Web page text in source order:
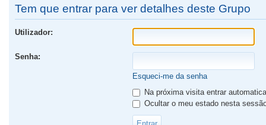
Tem que entrar para ver detalhes deste Grupo
Utilizador:
Senha:
Esqueci-me da senha
Na próxima visita entrar
Ocultar o meu estado nesta